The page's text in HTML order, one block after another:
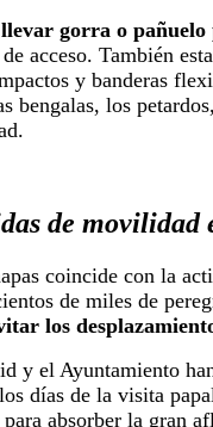
llevar gorra o
acceso. También
y banderas
bengalas, los
de movilidad
coincide con la
de miles de
los
y el Ayuntamiento
días de la visita
absorber la gran